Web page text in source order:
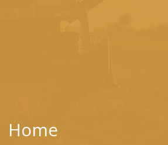
Home